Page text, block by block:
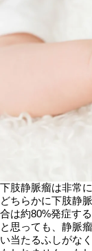
下肢静脈瘤は非常
どちらかに下肢静
合は約80%発症す
と思っても、静脈
い当たるふしがな